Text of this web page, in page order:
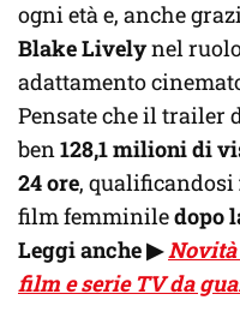
ogni età e, anche
Blake Livelynel
adattamento
Pensate che il trailer
ben128,1 milioni di
24 ore, qualificandosi
film femminiledopo
Leggi anche▶Novità
film e serie TV da